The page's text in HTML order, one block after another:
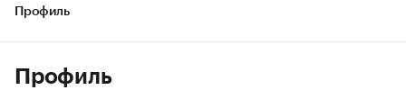
Профиль
Профиль